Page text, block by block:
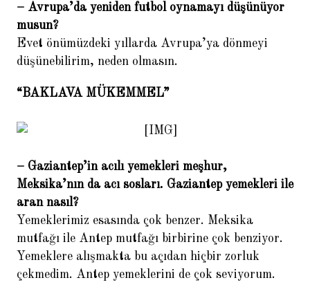
– Avrupa’da yeniden futbol oynamayı düşünüyor
musun?
Evet önümüzdeki yıllarda Avrupa’ya dönmeyi
düşünebilirim, neden olmasın.
“BAKLAVA MÜKEMMEL”
– Gaziantep’in acılı yemekleri meşhur,
Meksika’nın da acı sosları. Gaziantep yemekleri ile
aran nasıl?
Yemeklerimiz esasında çok benzer. Meksika
mutfağı ile Antep mutfağı birbirine çok benziyor.
Yemeklere alışmakta bu açıdan hiçbir zorluk
çekmedim. Antep yemeklerini de çok seviyorum.